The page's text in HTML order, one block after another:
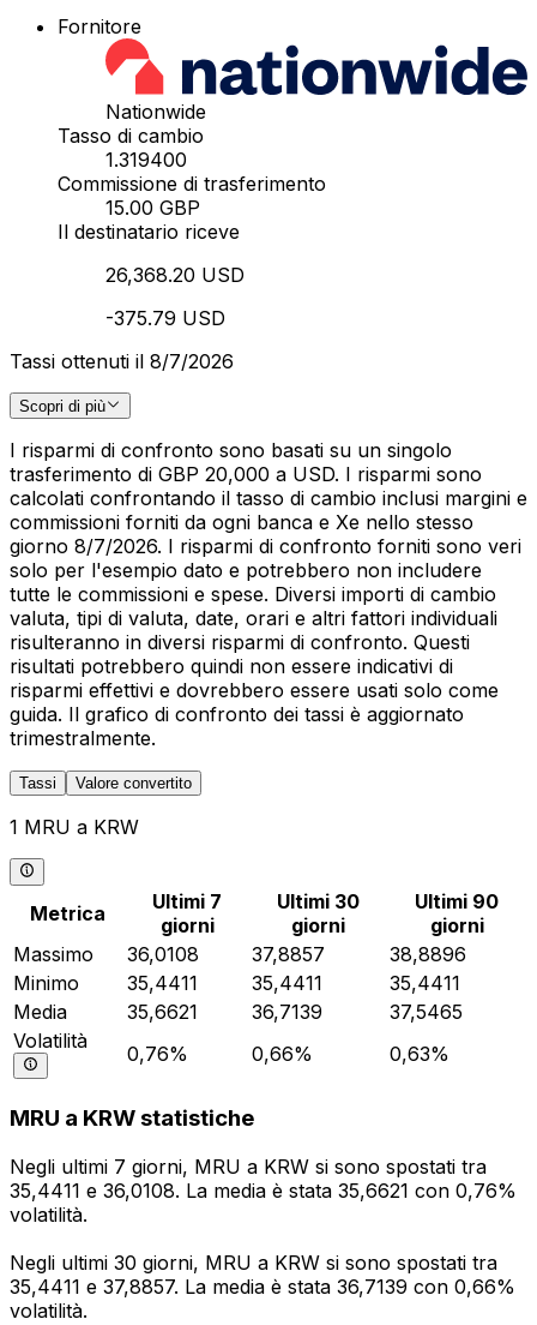
Fornitore
Nationwide
Tasso di cambio
1.319400
Commissione di trasferimento
15.00 GBP
Il destinatario riceve
26,368.20 USD
-375.79 USD
Tassi ottenuti il 8/7/2026
Scopri di più
I risparmi di confronto sono basati su un singolo
trasferimento di GBP 20,000 a USD. I risparmi sono
calcolati confrontando il tasso di cambio inclusi margini e
commissioni forniti da ogni banca e Xe nello stesso
giorno 8/7/2026. I risparmi di confronto forniti sono veri
solo per l'esempio dato e potrebbero non includere
tutte le commissioni e spese. Diversi importi di cambio
valuta, tipi di valuta, date, orari e altri fattori individuali
risulteranno in diversi risparmi di confronto. Questi
risultati potrebbero quindi non essere indicativi di
risparmi effettivi e dovrebbero essere usati solo come
guida. Il grafico di confronto dei tassi è aggiornato
trimestralmente.
Tassi Valore convertito
1 MRU a KRW
Metrica
Ultimi 7
giorni
Ultimi 30
giorni
Ultimi 90
giorni
Massimo
36,0108 37,8857
38,8896
Minimo
35,4411 35,4411
35,4411
Media
35,6621 36,7139
37,5465
Volatilità
0,76% 0,66% 0,63%
MRU a KRW statistiche
Negli ultimi 7 giorni, MRU a KRW si sono spostati tra
35,4411 e 36,0108. La media è stata 35,6621 con 0,76%
volatilità.
Negli ultimi 30 giorni, MRU a KRW si sono spostati tra
35,4411 e 37,8857. La media è stata 36,7139 con 0,66%
volatilità.